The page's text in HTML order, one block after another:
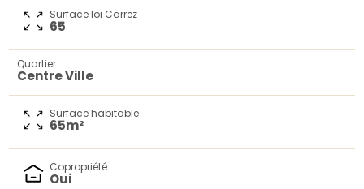
Surface loi Carrez
65
Quartier
Centre Ville
Surface habitable
65m²
Copropriété
Oui